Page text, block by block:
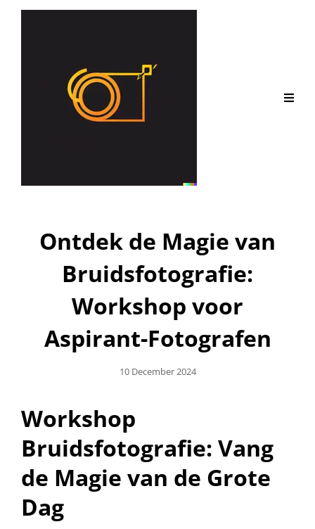
Ontdek de Magie van
Bruidsfotografie:
Workshop voor
Aspirant-Fotografen
Geplaatst
10 December 2024
Workshop
Bruidsfotografie: Vang
de Magie van de Grote
Dag